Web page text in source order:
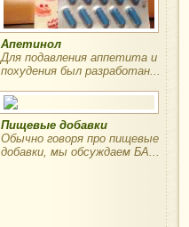
Апетинол
Для подавления аппетита и
похудения был разработан...
Пищевые добавки
Обычно говоря про пищевые
добавки, мы обсуждаем БА...